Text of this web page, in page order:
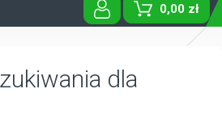
0,00 zł
dla